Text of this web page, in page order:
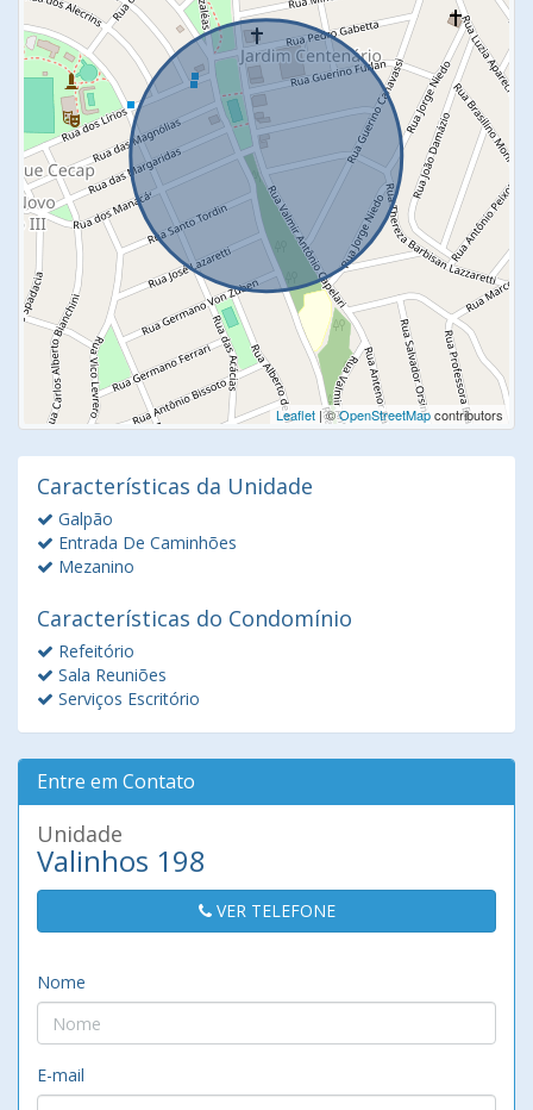
Leaflet | ©OpenStreetMapcontributors
Características da Unidade
Galpão
Entrada De Caminhões
Mezanino
Características do Condomínio
Refeitório
Sala Reuniões
Serviços Escritório
Entre em Contato
Unidade
Valinhos 198
VER TELEFONE
Nome
E-mail